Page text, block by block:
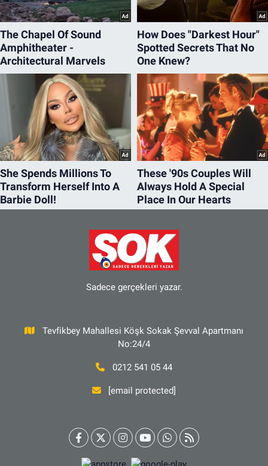
Sadece gerçekleri yazar.
Tevfikbey Mahallesi Köşk Sokak Şevval Apartmanı
No:24/4
0212 541 05 44
[email protected]